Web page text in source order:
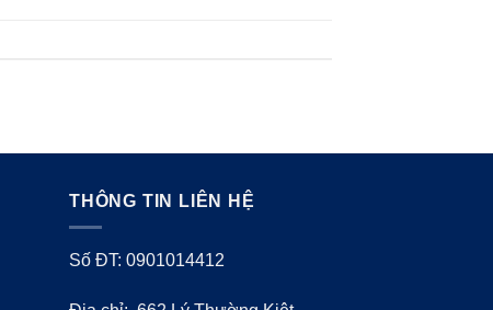
THÔNG TIN LIÊN HỆ
Số ĐT: 0901014412